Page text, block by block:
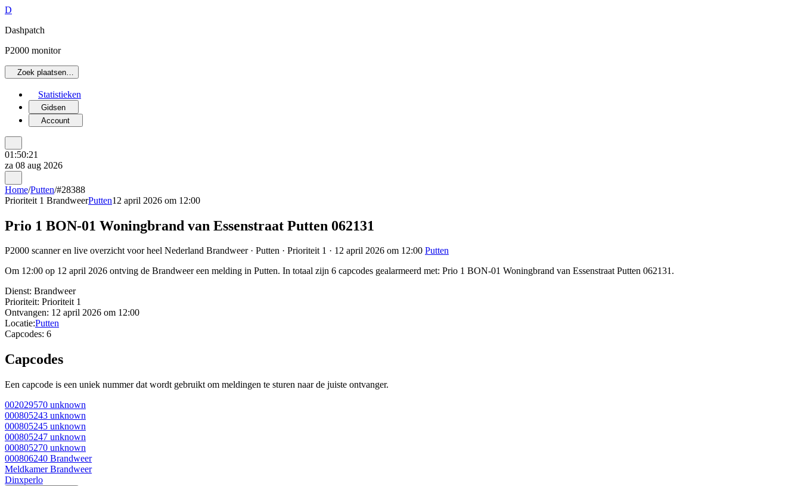
D
Dashpatch
P2000 monitor
Zoek plaatsen…
Statistieken
Gidsen
Account
01:50:21
za 08 aug 2026
Home/Putten/#28388
Prioriteit 1 BrandweerPutten12 april 2026 om 12:00
Prio 1 BON-01 Woningbrand van Essenstraat Putten 062131
P2000 scanner en live overzicht voor heel Nederland Brandweer · Putten · Prioriteit 1 · 12 april 2026 om 12:00 Putten
Om 12:00 op 12 april 2026 ontving de Brandweer een melding in Putten. In totaal zijn 6 capcodes gealarmeerd met: Prio 1 BON-01 Woningbrand van Essenstraat Putten 062131.
Dienst: Brandweer
Prioriteit: Prioriteit 1
Ontvangen: 12 april 2026 om 12:00
Locatie:Putten
Capcodes: 6
Capcodes
Een capcode is een uniek nummer dat wordt gebruikt om meldingen te sturen naar de juiste ontvanger.
002029570 unknown
000805243 unknown
000805245 unknown
000805247 unknown
000805270 unknown
000806240 Brandweer
Meldkamer Brandweer
Dinxperlo